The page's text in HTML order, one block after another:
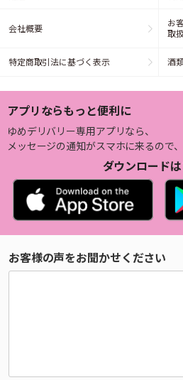
会社概要
お
取
特定商取引法に基づく表示 酒
アプリならもっと便利に
ゆめデリバリー専用アプリなら、
メッセージの通知がスマホに来るので、
ダウンロード
お客様の声をお聞かせください